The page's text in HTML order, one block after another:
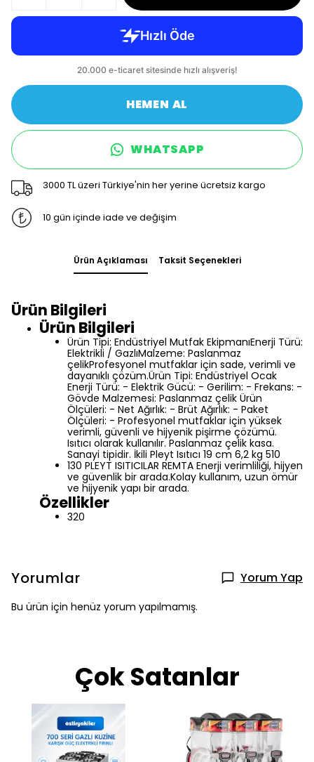
HEMEN AL
WHATSAPP
3000 TL üzeri Türkiye'nin her yerine ücretsiz kargo
10 gün içinde iade ve değişim
Ürün Açıklaması Taksit Seçenekleri
Ürün Bilgileri
Ürün Bilgileri
Ürün Tipi: Endüstriyel Mutfak EkipmanıEnerji Türü:
Elektrikli / GazlıMalzeme: Paslanmaz
çelikProfesyonel mutfaklar için sade, verimli ve
dayanıklı çözüm.Ürün Tipi: Endüstriyel Ocak
Enerji Türü: - Elektrik Gücü: - Gerilim: - Frekans: -
Gövde Malzemesi: Paslanmaz çelik Ürün
Ölçüleri: - Net Ağırlık: - Brüt Ağırlık: - Paket
Ölçüleri: - Profesyonel mutfaklar için yüksek
verimli, güvenli ve hijyenik pişirme çözümü.
Isıtıcı olarak kullanılır. Paslanmaz çelik kasa.
Sanayi tipidir. İkili Pleyt Isıtıcı 19 cm 6,2 kg 510
130 PLEYT ISITICILAR REMTA Enerji verimliliği, hijyen
ve güvenlik bir arada.Kolay kullanım, uzun ömür
ve hijyenik yapı bir arada.
Özellikler
320
Yorumlar Yorum Yap
Bu ürün için henüz yorum yapılmamış.
Çok Satanlar